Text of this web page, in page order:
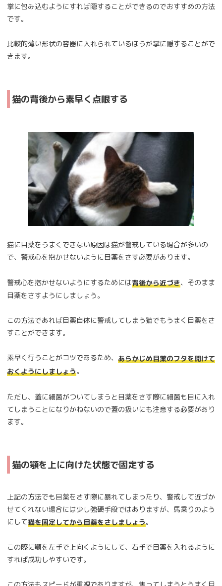
掌に包み込むようにすれば隠することができるのでおすすめの方法
です。
比較的薄い形状の容器に入れられているほうが掌に隠することがで
きます。
猫の背後から素早く点眼する
猫に目薬をうまくできない原因は猫が警戒している場合が多いの
で、警戒心を抱かせないように目薬をさす必要があります。
警戒心を抱かせないようにするためには背後から近づき、そのまま
目薬をさすようにしましょう。
この方法であれば目薬自体に警戒してしまう猫でもうまく目薬をさ
すことができます。
素早く行うことがコツであるため、 あらかじめ目薬のフタを開けて
おくようにしましょう。
ただし、蓋に細菌がついてしまうと目薬をさす際に細菌も目に入れ
てしまうことになりかねないので蓋の扱いにも注意する必要があり
ます。
猫の顎を上に向けた状態で固定する
上記の方法でも目薬をさす際に暴れてしまったり、警戒して近づか
せてくれない場合には少し強硬手段ではありますが、馬乗りのよう
にして猫を固定してから目薬をさしましょう。
この際に顎を左手で上向くようにして、右手で目薬を入れるように
すれば成功しやすいです。